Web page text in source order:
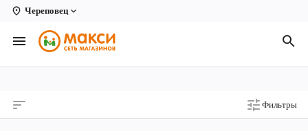
Череповец
Вологда
Архангельск
Киров
Фильтры